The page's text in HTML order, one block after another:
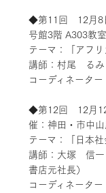
◆第11回 12月8
号館3階 A303教室
テーマ：「アフ
講師：村尾 るみ
コーディネータ
◆第12回 12月12
催：神田・市中山
テーマ：「日本社
講師：大塚 信一
書店元社長）
コーディネータ